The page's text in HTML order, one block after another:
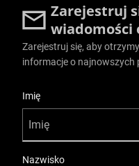
Zarejestruj
wiadomości
Zarejestruj się, aby
informacje o najnowszych
Imię
Nazwisko